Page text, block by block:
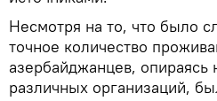
Несмотря на то, что было
точное количество
азербайджанцев,
различных организаций,